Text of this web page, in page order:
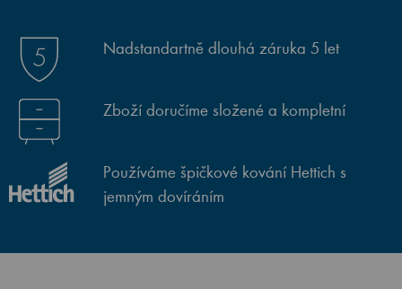
Nadstandartně dlouhá záruka 5 let
Zboží doručíme složené a kompletní
Používáme špičkové kování Hettich s
jemným dovíráním